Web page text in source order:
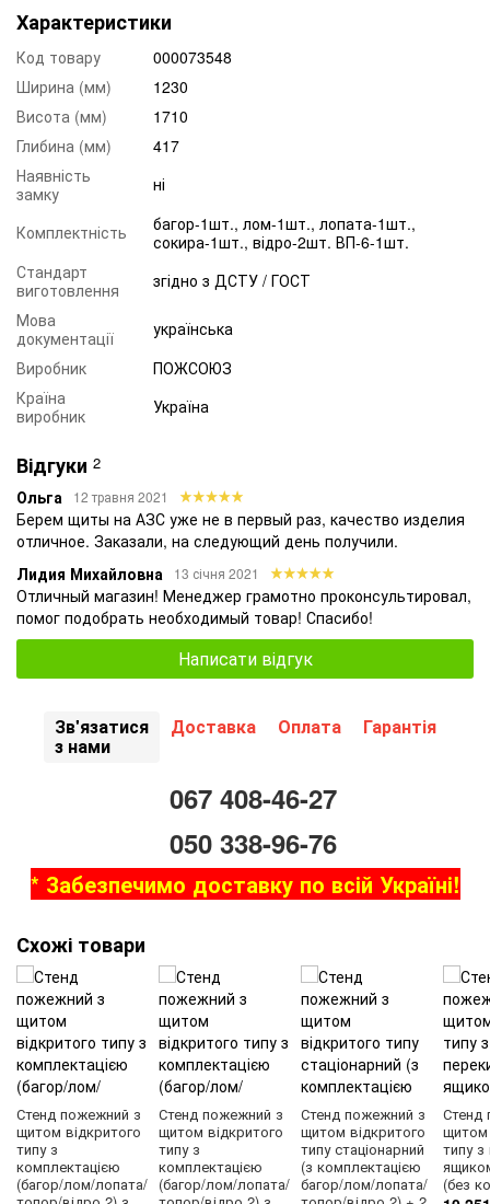
конусних відра, багор, лом, лопата, сокира і вогнегасник
порошковий ВП-6 (ОП-6). В кутку щита знаходиться
пластинка, на яку наносяться порядковий номер щита і
номер телефону для виклику пожежно-рятувальних
підрозділів.
На стенді зберігаються первинні засоби пожежогасіння в
приміщеннях виробничого і складського призначення, в які
не проведений пожежний водопровід і не встановлена ​​
система автоматичного пожежогасіння. Також пожежний
стенд ставлять на території підприємства, при відсутності
зовнішнього пожежного водопроводу або при видаленні від
придатних для гасіння пожежі вододжерел на відстань
понад сто метрів.
Пожежний стенд зазвичай встановлюється:
у виробничих і складських приміщеннях, не обладнаних
внутрішнім протипожежним водопроводом та
на території підприємств (організацій), які не мають
при видаленні будівель (споруд) зовнішніх технологічних
установок цих підприємств на відстань понад 100 м від
зовнішніх пожежних вододжерел
ПОЖЕЖНА БЕЗПЕКА УКРАЇНИ
Характеристики
Код товару
000073548
Ширина (мм)
1230
Висота (мм)
1710
Глибина (мм)
417
Наявність
замку
ні
Комплектність
багор-1шт., лом-1шт., лопата-1шт.,
сокира-1шт., відро-2шт. ВП-6-1шт.
Стандарт
виготовлення
згідно з ДСТУ / ГОСТ
Мова
документації
українська
Виробник
ПОЖСОЮЗ
Країна
виробник
Україна
Відгуки 2
Ольга 12 травня 2021
Берем щиты на АЗС уже не в первый раз, качество изделия
отличное. Заказали, на следующий день получили.
Лидия Михайловна
13 січня 2021
Отличный магазин! Менеджер грамотно проконсультировал,
помог подобрать необходимый товар! Спасибо!
Написати відгук
Зв'язатися
з нами
Доставка Оплата Гарантія
067 408-46-27
050 338-96-76
* Забезпечимо доставку по всій Україні!
Схожі товари
Стенд пожежний з
щитом відкритого
типу з
комплектацією
(багор/лом/лопата/
Стенд пожежний з
щитом відкритого
типу з
комплектацією
(багор/лом/лопата/
Стенд пожежний з
щитом відкритого
типу стаціонарний
(з комплектацією
багор/лом/лопата/
Стенд
щитом
типу
(без